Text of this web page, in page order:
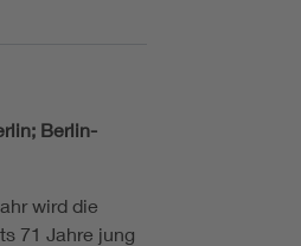
Berlin-
wird die
71 Jahre jung